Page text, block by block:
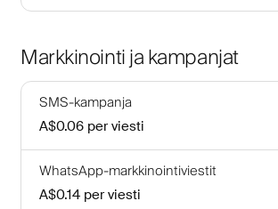
Markkinointi ja kampanjat
SMS-kampanja
A$0.06 per viesti
WhatsApp-markkinointiviestit
A$0.14 per viesti